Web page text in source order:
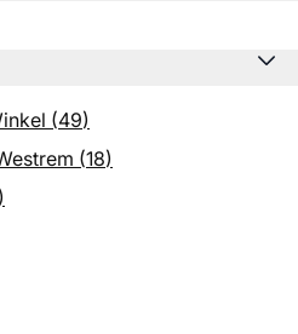
(49)
(18)
)